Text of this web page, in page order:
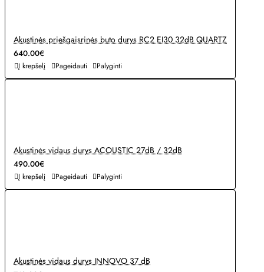
Akustinės priešgaisrinės buto durys RC2 EI30 32dB QUARTZ
640.00€
Į krepšelį Pageidauti Palyginti
Akustinės vidaus durys ACOUSTIC 27dB / 32dB
490.00€
Į krepšelį Pageidauti Palyginti
Akustinės vidaus durys INNOVO 37 dB